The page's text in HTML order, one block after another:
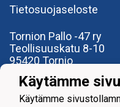
Tietosuojaseloste
Tornion Pallo -47 ry
Teollisuuskatu 8-10
95420 Tornio
office@tp47.com
Käytämme
Käytämme